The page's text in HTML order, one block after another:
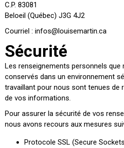
C.P. 83081
Beloeil (Québec) J3G 4J2
Courriel : infos@louisemartin.ca
Sécurité
Les renseignements personnels
conservés dans un environnement
travaillant pour nous sont tenues de
de vos informations.
Pour assurer la sécurité de vos
nous avons recours aux mesures
Protocole SSL (Secure